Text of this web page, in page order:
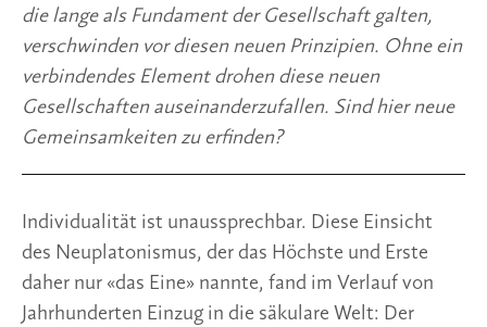
die lange als Fundament der Gesellschaft galten,
verschwinden vor diesen neuen Prinzipien. Ohne ein
verbindendes Element drohen diese neuen
Gesellschaften auseinanderzufallen. Sind hier neue
Gemeinsamkeiten zu erfinden?
Individualität ist unaussprechbar. Diese Einsicht
des Neuplatonismus, der das Höchste und Erste
daher nur «das Eine» nannte, fand im Verlauf von
Jahrhunderten Einzug in die säkulare Welt: Der